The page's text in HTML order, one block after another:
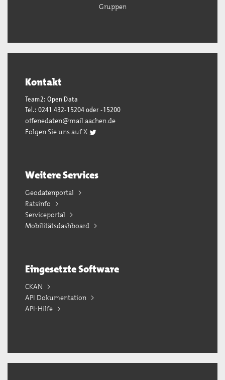
Gruppen
Kontakt
Team2: Open Data
Tel.: 0241 432-15204 oder -15200
offenedaten@mail.aachen.de
Folgen Sie uns auf X
Weitere Services
Geodatenportal
Ratsinfo
Serviceportal
Mobilitätsdashboard
Eingesetzte Software
CKAN
API Dokumentation
API-Hilfe